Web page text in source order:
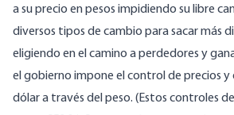
a su precio en pesos impidiendo su libre
diversos tipos de cambio para sacar más
eligiendo en el camino a perdedores y
el gobierno impone el control de precios y
dólar a través del peso. (Estos controles